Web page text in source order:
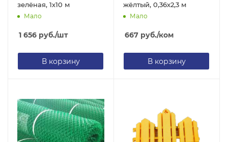
зелёная, 1х10 м
Мало
1 656 руб./шт
В корзину
жёлтый, 0,36х2,3 м
Мало
667 руб./ком
В корзину